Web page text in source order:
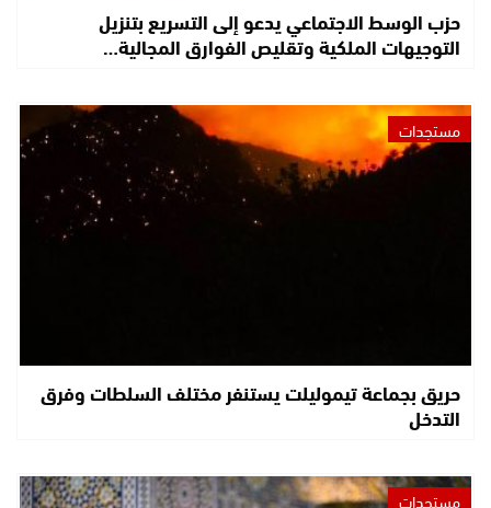
حزب الوسط الاجتماعي يدعو إلى التسريع بتنزيل
التوجيهات الملكية وتقليص الفوارق المجالية…
مستجدات
حريق بجماعة تيموليلت يستنفر مختلف السلطات وفرق
التدخل
مستجدات